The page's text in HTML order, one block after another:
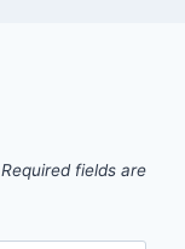
Required fields are